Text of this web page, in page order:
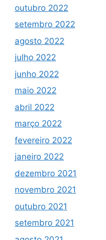
outubro 2022
setembro 2022
agosto 2022
julho 2022
junho 2022
maio 2022
abril 2022
março 2022
fevereiro 2022
janeiro 2022
dezembro 2021
novembro 2021
outubro 2021
setembro 2021